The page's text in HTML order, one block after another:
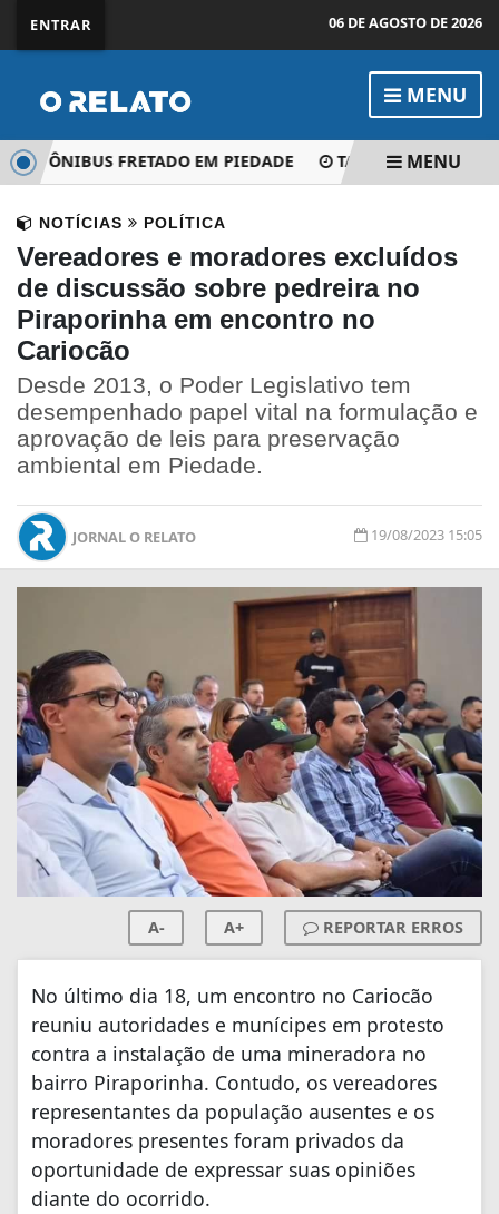
ENTRAR 06 DE AGOSTO DE 2026
MENU
ÔNIBUS FRETADO EM PIEDADE TADEU DE RESENDE:
MENU
NOTÍCIAS POLÍTICA
Vereadores e moradores excluídos
de discussão sobre pedreira no
Piraporinha em encontro no
Cariocão
Desde 2013, o Poder Legislativo tem
desempenhado papel vital na formulação e
aprovação de leis para preservação
ambiental em Piedade.
JORNAL O RELATO 19/08/2023 15:05
A- A+ REPORTAR ERROS
No último dia 18, um encontro no Cariocão
reuniu autoridades e munícipes em protesto
contra a instalação de uma mineradora no
bairro Piraporinha. Contudo, os vereadores
representantes da população ausentes e os
moradores presentes foram privados da
oportunidade de expressar suas opiniões
diante do ocorrido.